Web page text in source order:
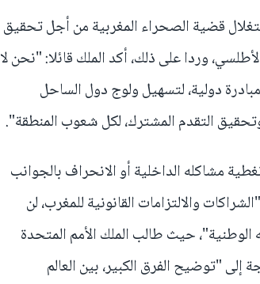
قضية الصحراء المغربية من أجل تحقيق
وردا على ذلك، أكد الملك قائلا: "نحن لا
دولية، لتسهيل ولوج دول الساحل
التقدم المشترك، لكل شعوب المنطقة".
مشاكله الداخلية أو الانحراف بالجوانب
والالتزامات القانونية للمغرب، لن
حيث طالب الملك الأمم المتحدة
"توضيح الفرق الكبير، بين العالم